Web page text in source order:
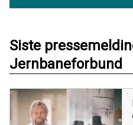
Siste
Jernbaneforbund